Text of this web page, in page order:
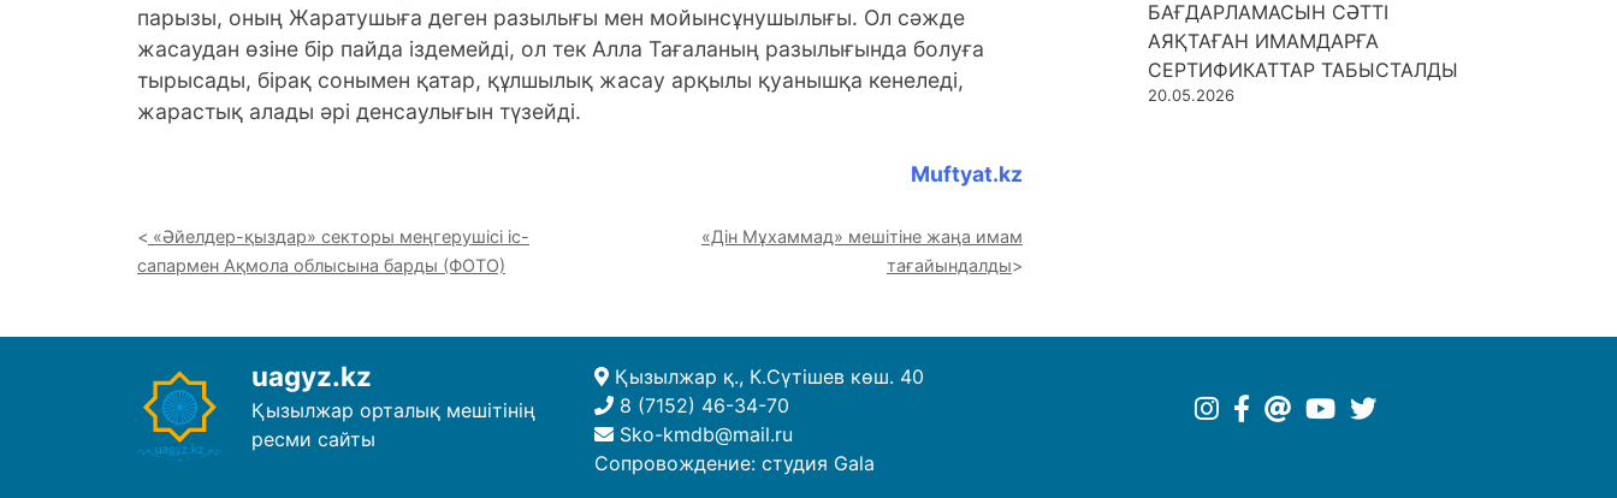
парызы, оның Жаратушыға деген разылығы мен мойынсұнушылығы. Ол сәжде
жасаудан өзіне бір пайда іздемейді, ол тек Алла Тағаланың разылығында болуға
тырысады, бірақ сонымен қатар, құлшылық жасау арқылы қуанышқа кенеледі,
жарастық алады әрі денсаулығын түзейді.
Muftyat.kz
«Әйелдер-қыздар» секторы меңгерушісі іс-
сапармен Ақмола облысына барды (ФОТО)
«Дін Мұхаммад» мешітіне жаңа имам
тағайындалды
БАҒДАРЛАМАСЫН СӘТТІ
АЯҚТАҒАН ИМАМДАРҒА
СЕРТИФИКАТТАР ТАБЫСТАЛДЫ
20.05.2026
uagyz.kz
Қызылжар орталық мешітінің
ресми сайты
Қызылжар қ., К.Сүтішев көш. 40
8 (7152) 46-34-70
Sko-kmdb@mail.ru
Сопровождение: студия Gala